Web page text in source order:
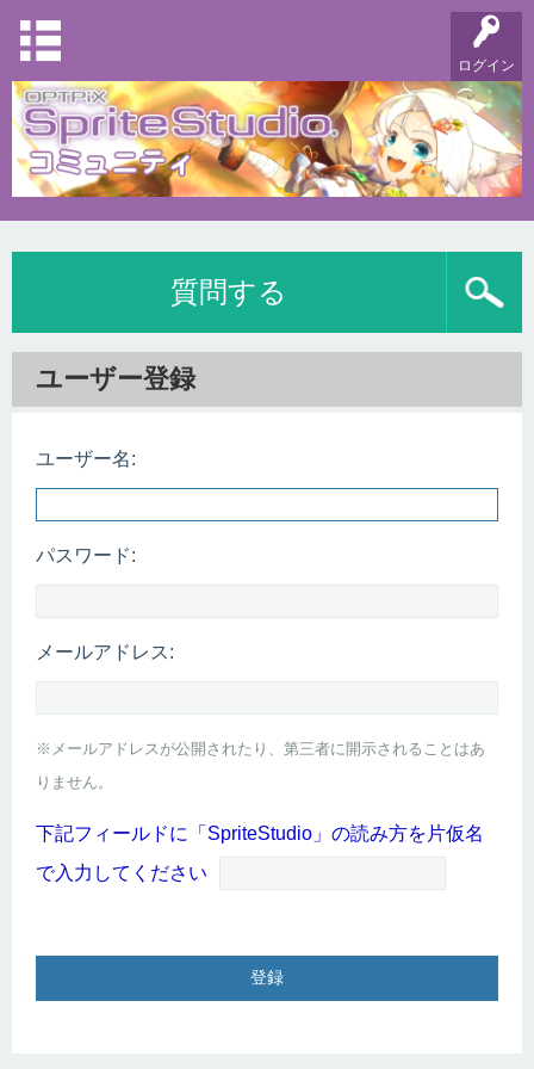
ログイン
質問する
ユーザー登録
ユーザー名:
パスワード:
メールアドレス:
※メールアドレスが公開されたり、第三者に開示されることはあ
りません。
下記フィールドに「SpriteStudio」の読み方を片仮名
で入力してください